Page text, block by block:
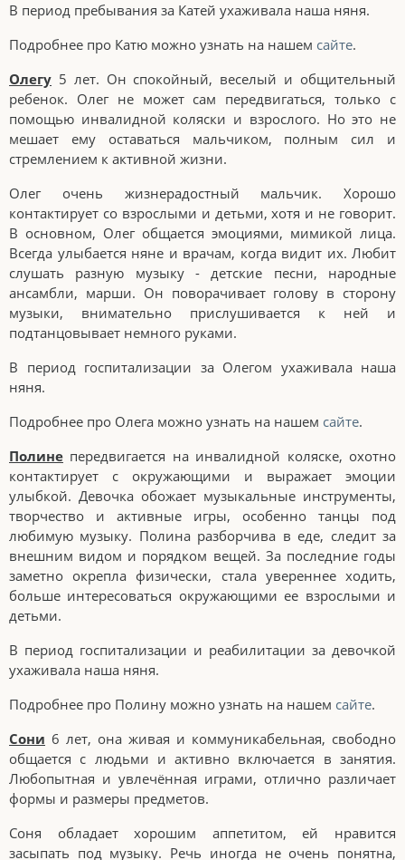
В период пребывания за Катей ухаживала наша няня.
Подробнее про Катю можно узнать на нашем сайте.
Олегу 5 лет. Он спокойный, веселый и общительный
ребенок. Олег не может сам передвигаться, только с
помощью инвалидной коляски и взрослого. Но это не
мешает ему оставаться мальчиком, полным сил и
стремлением к активной жизни.
Олег очень жизнерадостный мальчик. Хорошо
контактирует со взрослыми и детьми, хотя и не говорит.
В основном, Олег общается эмоциями, мимикой лица.
Всегда улыбается няне и врачам, когда видит их. Любит
слушать разную музыку - детские песни, народные
ансамбли, марши. Он поворачивает голову в сторону
музыки, внимательно прислушивается к ней и
подтанцовывает немного руками.
В период госпитализации за Олегом ухаживала наша
няня.
Подробнее про Олега можно узнать на нашем сайте.
Полине передвигается на инвалидной коляске, охотно
контактирует с окружающими и выражает эмоции
улыбкой. Девочка обожает музыкальные инструменты,
творчество и активные игры, особенно танцы под
любимую музыку. Полина разборчива в еде, следит за
внешним видом и порядком вещей. За последние годы
заметно окрепла физически, стала увереннее ходить,
больше интересоваться окружающими ее взрослыми и
детьми.
В период госпитализации и реабилитации за девочкой
ухаживала наша няня.
Подробнее про Полину можно узнать на нашем сайте.
Сони 6 лет, она живая и коммуникабельная, свободно
общается с людьми и активно включается в занятия.
Любопытная и увлечённая играми, отлично различает
формы и размеры предметов.
Соня обладает хорошим аппетитом, ей нравится
засыпать под музыку. Речь иногда не очень понятна,